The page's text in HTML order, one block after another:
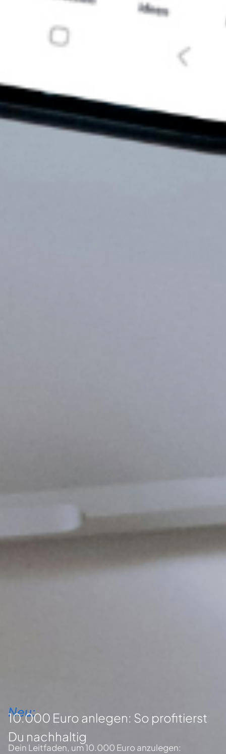
Neu:
10.000 Euro anlegen: So profitierst
Du nachhaltig
Dein Leitfaden, um 10.000 Euro anzulegen: